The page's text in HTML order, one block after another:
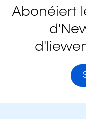
Abonéiert